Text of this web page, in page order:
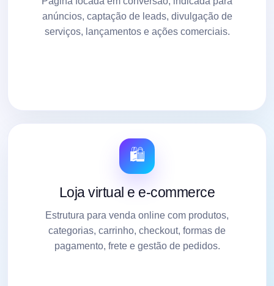
anúncios, captação de leads, divulgação de
serviços, lançamentos e ações comerciais.
🛍️
Loja virtual e e-commerce
Estrutura para venda online com produtos,
categorias, carrinho, checkout, formas de
pagamento, frete e gestão de pedidos.